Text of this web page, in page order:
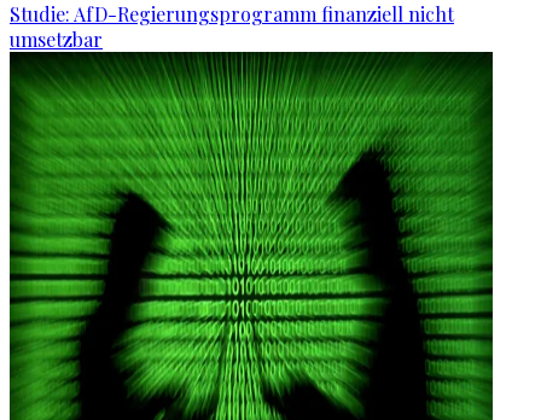
Studie: AfD-Regierungsprogramm finanziell nicht
umsetzbar